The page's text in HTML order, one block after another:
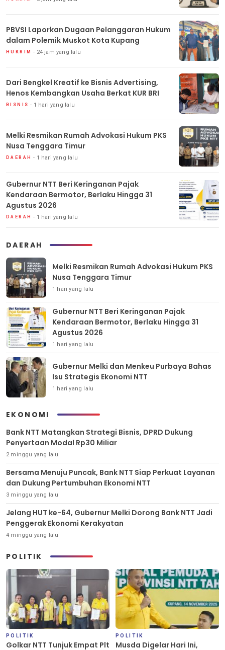
PBVSI Laporkan Dugaan Pelanggaran Hukum
dalam Polemik Muskot Kota Kupang
HUKRIM 24 jam yang lalu
Dari Bengkel Kreatif ke Bisnis Advertising,
Henos Kembangkan Usaha Berkat KUR BRI
BISNIS 1 hari yang lalu
Melki Resmikan Rumah Advokasi Hukum PKS
Nusa Tenggara Timur
DAERAH 1 hari yang lalu
Gubernur NTT Beri Keringanan Pajak
Kendaraan Bermotor, Berlaku Hingga 31
Agustus 2026
DAERAH 1 hari yang lalu
DAERAH
Melki Resmikan Rumah Advokasi Hukum PKS
Nusa Tenggara Timur
1 hari yang lalu
Gubernur NTT Beri Keringanan Pajak
Kendaraan Bermotor, Berlaku Hingga 31
Agustus 2026
1 hari yang lalu
Gubernur Melki dan Menkeu Purbaya Bahas
Isu Strategis Ekonomi NTT
1 hari yang lalu
EKONOMI
Bank NTT Matangkan Strategi Bisnis, DPRD Dukung
Penyertaan Modal Rp30 Miliar
2 minggu yang lalu
Bersama Menuju Puncak, Bank NTT Siap Perkuat Layanan
dan Dukung Pertumbuhan Ekonomi NTT
3 minggu yang lalu
Jelang HUT ke-64, Gubernur Melki Dorong Bank NTT Jadi
Penggerak Ekonomi Kerakyatan
4 minggu yang lalu
POLITIK
POLITIK
Golkar NTT Tunjuk Empat Plt
POLITIK
Musda Digelar Hari Ini,